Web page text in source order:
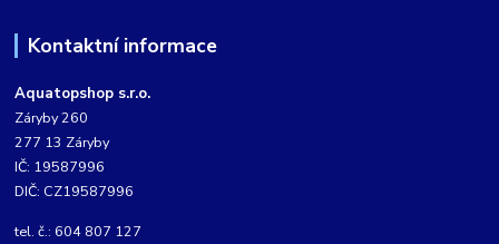
Kontaktní informace
Aquatopshop s.r.o.
Záryby 260
277 13 Záryby
IČ: 19587996
DIČ: CZ19587996
tel. č.: 604 807 127